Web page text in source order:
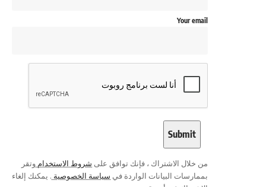
Your email
من خلال الاشتراك ، فإنك توافق على شروط الاستخدام وتقر
بممارسات البيانات الواردة في سياسة الخصوصية . يمكنك إلغاء